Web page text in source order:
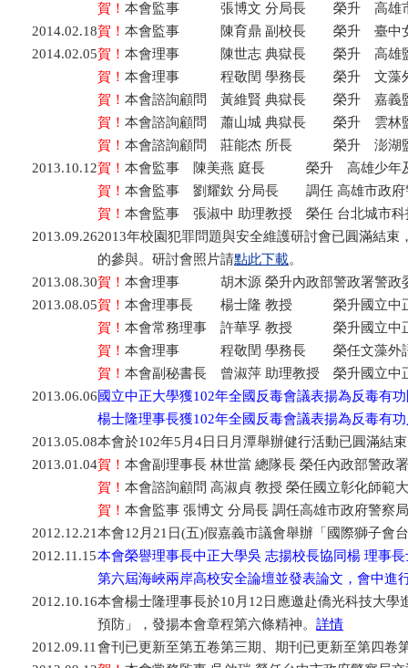
賀！ 本會監事 張博文 分局長 榮升 高雄市
2014.02.18賀！ 本會監事 陳育鼎 副校長 榮升 臺中女
2014.02.05賀！ 本會理事 陳世志 典獄長 榮升 高雄監
賀！ 本會理事 程敬閏 學務長 榮升 文藻外
賀！ 本會諮詢顧問 黃維賢 典獄長 榮升 嘉義
賀！ 本會諮詢顧問 蕭山城 典獄長 榮升 雲林
賀！ 本會諮詢顧問 莊能杰 所長 榮升 澎湖
2013.10.12賀！ 本會監事 陳美燕 庭長 榮升 高雄少年及
賀！ 本會監事 劉耀欽 分局長 調任 高雄市政府
賀！ 本會監事 張淑中 助理教授 榮任 台北城市科
2013.09.262013年校園犯罪問題與安全維護研討會已圓滿結
的參與。研討會照片請點此下載。
2013.08.30賀！ 本會理事 胡木源 榮升內政部警政署警政
2013.08.05賀！ 本會理事長 楊士隆 教授 榮升國立中正
賀！ 本會常務理事 許華孚 教授 榮升國立中正
賀！ 本會理事 程敬閏 學務長 榮任文藻外語
賀！ 本會副秘書長 曾淑萍 助理教授 榮升國立中
2013.06.06國立中正大學獲102年全國反毒會議表揚為反毒有
楊士隆理事長獲102年全國反毒會議表揚為反毒有
2013.05.08本會於102年5月4日日月潭舉辦健行活動已圓滿結
2013.01.04賀！ 本會副理事長 林世當 總隊長 榮任內政部警政
賀！ 本會諮詢顧問 高淑貞 教授 榮任國立彰化師範
賀！ 本會監事 張博文 分局長 調任高雄市政府警察
2012.12.21本會12月21日(五)假嘉義市議會舉辦「國際獅子會
2012.11.15本會榮譽理事長中正大學吳 志揚校長協同楊 理事
第六屆海峽兩岸高校安全論壇並發表論文，會中進
2012.10.16本會楊士隆理事長於10月12日應邀赴僑光科技大
預防」，發揚本會章程第六條精神。 詳情
2012.09.11 會刊已更新至第五卷第三期、期刊已更新至第四卷